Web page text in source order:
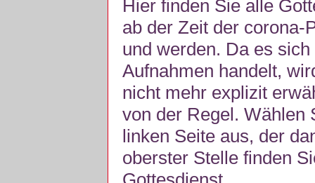
Hier finden Sie alle
ab der Zeit der corona-
und werden. Da es
Aufnahmen handelt,
nicht mehr explizit
von der Regel. Wählen
linken Seite aus, der
oberster Stelle finden